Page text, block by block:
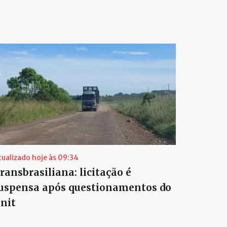
hoje às 09:34
licitação é
após questionamentos do